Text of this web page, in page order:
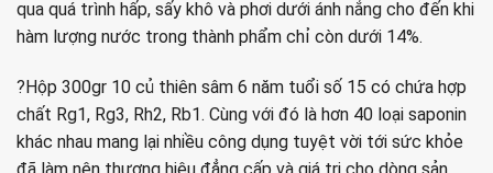
qua quá trình hấp, sấy khô và phơi dưới ánh nắng cho đến khi
hàm lượng nước trong thành phẩm chỉ còn dưới 14%.
?Hộp 300gr 10 củ thiên sâm 6 năm tuổi số 15 có chứa hợp
chất Rg1, Rg3, Rh2, Rb1. Cùng với đó là hơn 40 loại saponin
khác nhau mang lại nhiều công dụng tuyệt vời tới sức khỏe
đã làm nên thương hiệu đẳng cấp và giá trị cho dòng sản